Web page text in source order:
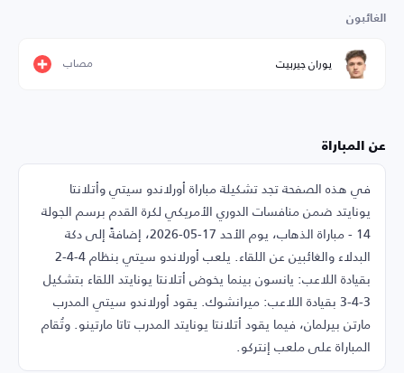
الغائبون
يوران جيربيت مصاب
عن المباراة
في هذه الصفحة تجد تشكيلة مباراة أورلاندو سيتي وأتلانتا
يونايتد ضمن منافسات الدوري الأمريكي لكرة القدم برسم الجولة
14 - مباراة الذهاب، يوم الأحد 17-05-2026، إضافةً إلى دكة
البدلاء والغائبين عن اللقاء. يلعب أورلاندو سيتي بنظام 4-4-2
بقيادة اللاعب: يانسون بينما يخوض أتلانتا يونايتد اللقاء بتشكيل
3-4-3 بقيادة اللاعب: ميرانشوك. يقود أورلاندو سيتي المدرب
مارتن بيرلمان، فيما يقود أتلانتا يونايتد المدرب تاتا مارتينو. وتُقام
المباراة على ملعب إنتركو.